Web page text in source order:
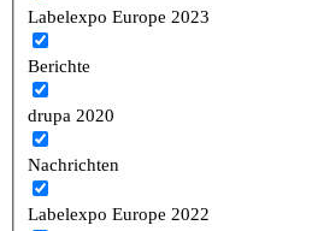
Labelexpo Europe 2023
Berichte
drupa 2020
Nachrichten
Labelexpo Europe 2022